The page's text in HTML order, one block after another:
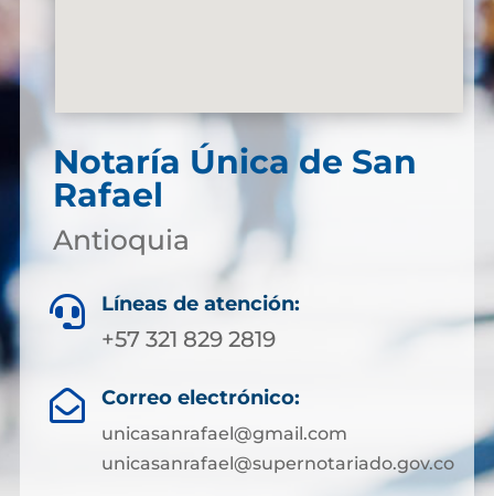
Notaría Única de San
Rafael
Antioquia
 Líneas de atención:
+57 321 829 2819
 Correo electrónico:
unicasanrafael@gmail.com
unicasanrafael@supernotariado.gov.co